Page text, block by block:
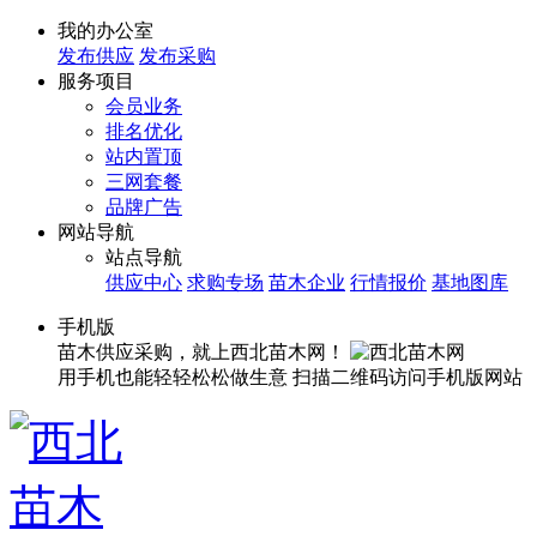
我的办公室
发布供应 发布采购
服务项目
会员业务
排名优化
站内置顶
三网套餐
品牌广告
网站导航
站点导航
供应中心 求购专场 苗木企业 行情报价 基地图库
手机版
苗木供应采购，就上西北苗木网！
用手机也能轻轻松松做生意 扫描二维码访问手机版网站